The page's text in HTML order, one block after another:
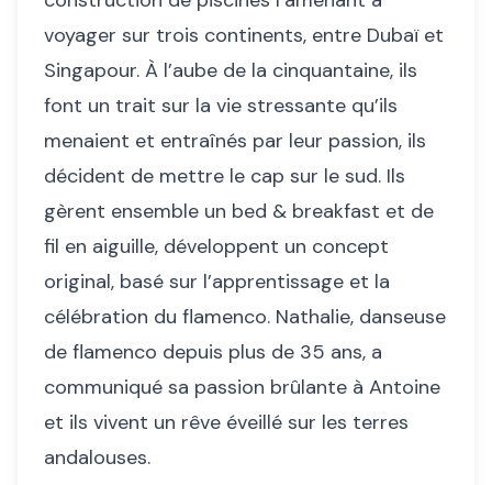
voyager sur trois continents, entre Dubaï et
Singapour. À l’aube de la cinquantaine, ils
font un trait sur la vie stressante qu’ils
menaient et entraînés par leur passion, ils
décident de mettre le cap sur le sud. Ils
gèrent ensemble un bed & breakfast et de
fil en aiguille, développent un concept
original, basé sur l’apprentissage et la
célébration du flamenco. Nathalie, danseuse
de flamenco depuis plus de 35 ans, a
communiqué sa passion brûlante à Antoine
et ils vivent un rêve éveillé sur les terres
andalouses.